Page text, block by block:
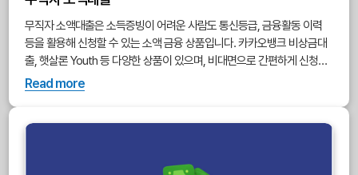
무직자 소액대출은 소득증빙이 어려운 사람도 통신등급, 금융활동 이력
등을 활용해 신청할 수 있는 소액 금융 상품입니다. 카카오뱅크 비상금대
출, 햇살론 Youth 등 다양한 상품이 있으며, 비대면으로 간편하게 신청할
수 있어 단기 자금이 필요한 경우 유용하게 활용됩니다.
Read more